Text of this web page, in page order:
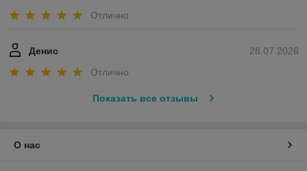
Отлично
28.07.2026
Денис
Отлично
Показать все отзывы
О нас